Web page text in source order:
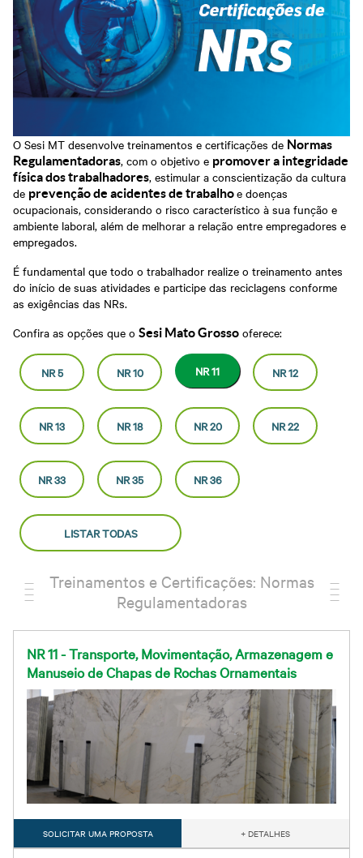
Cadastre-se em nossa
Newsletter
Sesi Viva Bem
Treinamentos das
Normas
Regulamentadoras
Consultas e Exames
Abrir Solicitação no SAC
Downloads
Credenciamento
Privacidade e Proteção
de Dados
O Sesi MT desenvolve treinamentos e certificações de Normas
Regulamentadoras, com o objetivo e promover a integridade
física dos trabalhadores, estimular a conscientização da cultura
de prevenção de acidentes de trabalhoe doenças
ocupacionais, considerando o risco característico à sua função e
ambiente laboral, além de melhorar a relação entre empregadores e
empregados.
É fundamental que todo o trabalhador realize o treinamento antes
do início de suas atividades e participe das reciclagens conforme
as exigências das NRs.
Confira as opções que o Sesi Mato Grosso oferece:
NR 5 NR 10 NR 11 NR 12
NR 13 NR 18 NR 20 NR 22
NR 33 NR 35 NR 36
LISTAR TODAS
Treinamentos e Certificações: Normas
Regulamentadoras
NR 11 - Transporte, Movimentação, Armazenagem e
Manuseio de Chapas de Rochas Ornamentais
SOLICITAR UMA PROPOSTA + DETALHES